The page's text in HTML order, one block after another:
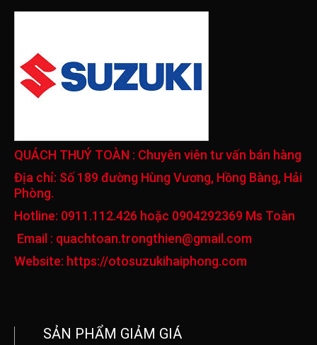
QUÁCH THUÝ TOÀN : Chuyên viên tư vấn bán hàng
Địa chỉ: Số 189 đường Hùng Vương, Hồng Bàng, Hải
Phòng.
Hotline: 0911.112.426 hoặc 0904292369 Ms Toàn
Email : quachtoan.trongthien@gmail.com
Website: https://otosuzukihaiphong.com
SẢN PHẨM GIẢM GIÁ